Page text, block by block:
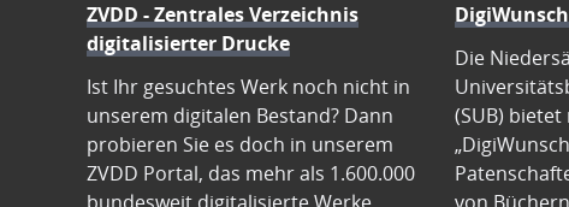
ZVDD - Zentrales Verzeichnis
digitalisierter Drucke
Ist Ihr gesuchtes Werk noch nicht in
unserem digitalen Bestand? Dann
probieren Sie es doch in unserem
ZVDD Portal, das mehr als 1.600.000
Die
(SUB)